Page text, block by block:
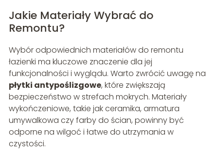
Jakie Materiały Wybrać do
Remontu?
Wybór odpowiednich materiałów do remontu
łazienki ma kluczowe znaczenie dla jej
funkcjonalności i wyglądu. Warto zwrócić uwagę na
płytki antypoślizgowe, które zwiększają
bezpieczeństwo w strefach mokrych. Materiały
wykończeniowe, takie jak ceramika, armatura
umywalkowa czy farby do ścian, powinny być
odporne na wilgoć i łatwe do utrzymania w
czystości.